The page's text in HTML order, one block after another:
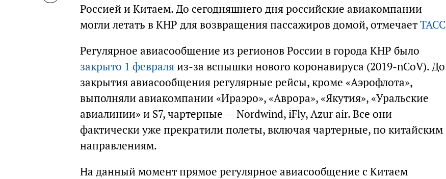
Россией и Китаем. До сегодняшнего дня российские авиакомпании
могли летать в КНР для возвращения пассажиров домой, отмечаетТАСС
Регулярное авиасообщение из регионов России в города КНР было
закрыто 1 февраляиз-за вспышки нового коронавируса (2019-nCoV). До
закрытия авиасообщения регулярные рейсы, кроме «Аэрофлота»,
выполняли авиакомпании «Ираэро», «Аврора», «Якутия», «Уральские
авиалинии» и S7, чартерные — Nordwind, iFly, Azur air. Все они
фактически уже прекратили полеты, включая чартерные, по китайским
направлениям.
На данный момент прямое регулярное авиасообщение с Китаем